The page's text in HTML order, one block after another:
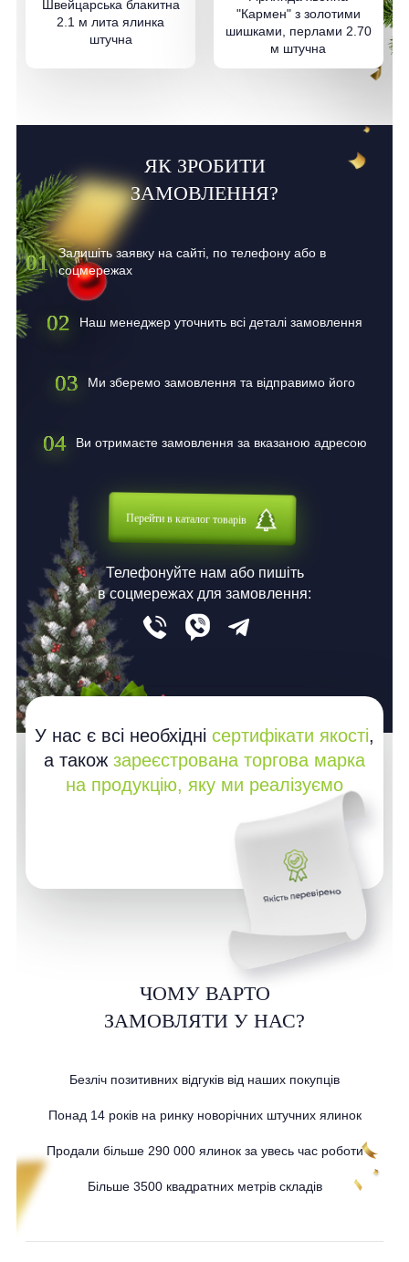
Швейцарська блакитна
2.1 м лита ялинка
штучна
"Кармен" з золотими
шишками, перлами 2.70
м штучна
ЯК ЗРОБИТИ
ЗАМОВЛЕННЯ?
01
Залишіть заявку на сайті, по телефону або в
соцмережах
02 Наш менеджер уточнить всі деталі замовлення
03 Ми зберемо замовлення та відправимо його
04 Ви отримаєте замовлення за вказаною адресою
Перейти в каталог товарів
Телефонуйте нам або пишіть
в соцмережах для замовлення:
У нас є всі необхідні сертифікати якості,
а також зареєстрована торгова марка
на продукцію, яку ми реалізуємо
ЧОМУ ВАРТО
ЗАМОВЛЯТИ У НАС?
Безліч позитивних відгуків від наших покупців
Понад 14 років на ринку новорічних штучних ялинок
Продали більше 290 000 ялинок за увесь час роботи
Більше 3500 квадратних метрів складів